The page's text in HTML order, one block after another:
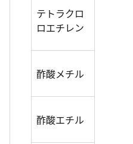
テトラクロ
ロエチレン
酢酸メチル
酢酸エチル